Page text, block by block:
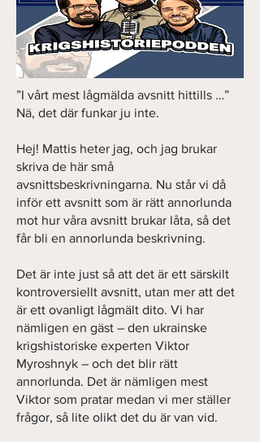
”I vårt mest lågmälda avsnitt hittills …”
Nä, det där funkar ju inte.
Hej! Mattis heter jag, och jag brukar
skriva de här små
avsnittsbeskrivningarna. Nu står vi då
inför ett avsnitt som är rätt annorlunda
mot hur våra avsnitt brukar låta, så det
får bli en annorlunda beskrivning.
Det är inte just så att det är ett särskilt
kontroversiellt avsnitt, utan mer att det
är ett ovanligt lågmält dito. Vi har
nämligen en gäst – den ukrainske
krigshistoriske experten Viktor
Myroshnyk – och det blir rätt
annorlunda. Det är nämligen mest
Viktor som pratar medan vi mer ställer
frågor, så lite olikt det du är van vid.